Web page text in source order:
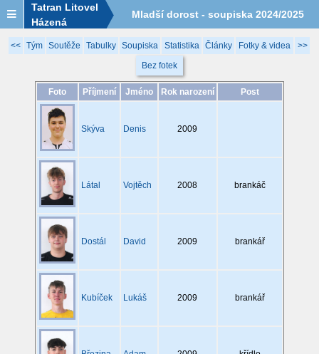
Tatran Litovel
Házená
Mladší dorost - soupiska 2024/2025
<< Tým Soutěže Tabulky Soupiska Statistika Články Fotky & videa
>>
Bez fotek
Foto Příjmení Jméno Rok narození Post
Skýva Denis 2009
Látal Vojtěch 2008 brankáč
Dostál David 2009 brankář
Kubíček Lukáš 2009 brankář